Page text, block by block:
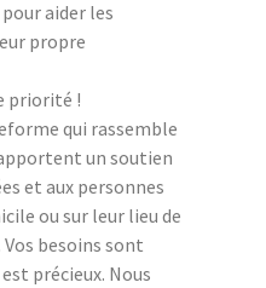
aider les
propre
priorité !
qui rassemble
un soutien
et aux personnes
ou sur leur lieu de
besoins sont
précieux. Nous